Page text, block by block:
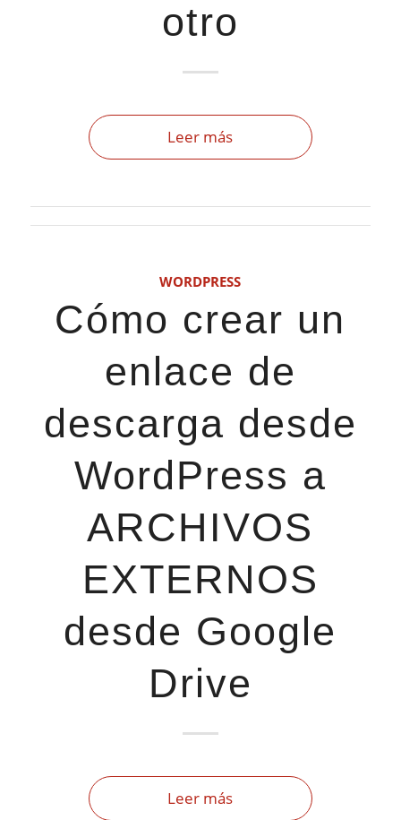
otro
Leer más
WORDPRESS
Cómo crear un
enlace de
descarga desde
WordPress a
ARCHIVOS
EXTERNOS
desde Google
Drive
Leer más